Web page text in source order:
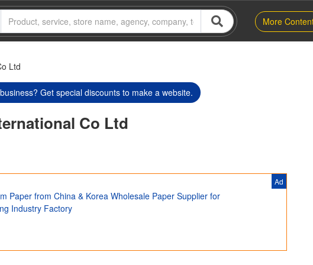
More
Ltd
Get special discounts to make a website.
Co Ltd
Ad
Paper from China & Korea Wholesale Paper Supplier for
Industry Factory